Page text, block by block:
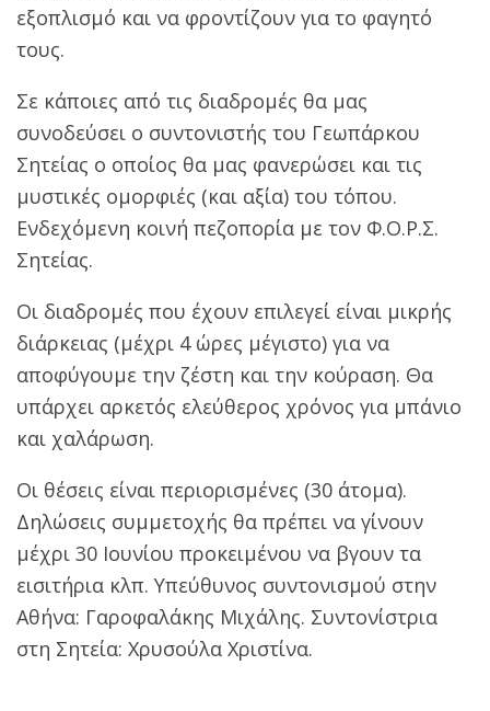
εξοπλισμό και να φροντίζουν για το φαγητό
τους.
Σε κάποιες από τις διαδρομές θα μας
συνοδεύσει ο συντονιστής του Γεωπάρκου
Σητείας ο οποίος θα μας φανερώσει και τις
μυστικές ομορφιές (και αξία) του τόπου.
Ενδεχόμενη κοινή πεζοπορία με τον Φ.Ο.Ρ.Σ.
Σητείας.
Οι διαδρομές που έχουν επιλεγεί είναι μικρής
διάρκειας (μέχρι 4 ώρες μέγιστο) για να
αποφύγουμε την ζέστη και την κούραση. Θα
υπάρχει αρκετός ελεύθερος χρόνος για μπάνιο
και χαλάρωση.
Οι θέσεις είναι περιορισμένες (30 άτομα).
Δηλώσεις συμμετοχής θα πρέπει να γίνουν
μέχρι 30 Ιουνίου προκειμένου να βγουν τα
εισιτήρια κλπ. Υπεύθυνος συντονισμού στην
Αθήνα: Γαροφαλάκης Μιχάλης. Συντονίστρια
στη Σητεία: Χρυσούλα Χριστίνα.